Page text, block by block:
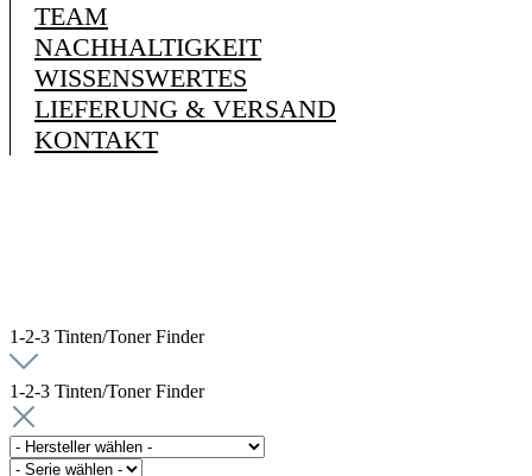
TEAM
NACHHALTIGKEIT
WISSENSWERTES
LIEFERUNG & VERSAND
KONTAKT
1-2-3 Tinten/Toner Finder
1-2-3 Tinten/Toner Finder